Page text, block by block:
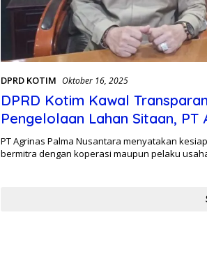
DPRD KOTIM Oktober 16, 2025
DPRD Kotim Kawal
Pengelolaan Lahan Sitaan, PT
Siap Libatkan Koperasi Lokal
PT Agrinas Palma Nusantara menyatakan
bermitra dengan koperasi maupun pelaku